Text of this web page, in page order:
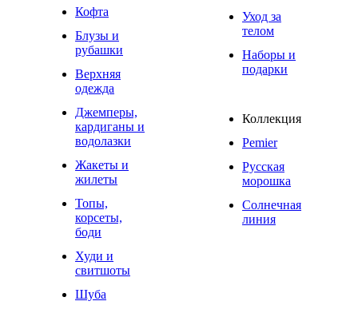
Кофта
Блузы и
рубашки
Верхняя
одежда
Джемперы,
кардиганы и
водолазки
Жакеты и
жилеты
Топы,
корсеты,
боди
Худи и
свитшоты
Шуба
Уход за
телом
Наборы и
подарки
Коллекция
Pemier
Русская
морошка
Солнечная
линия